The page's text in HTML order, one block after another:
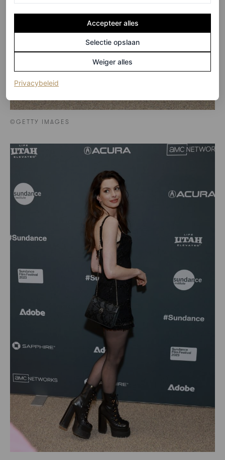
©GETTY IMAGES
Accepteer alles
Selectie opslaan
Weiger alles
Privacybeleid